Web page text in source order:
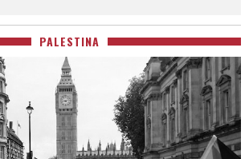
PALESTINA